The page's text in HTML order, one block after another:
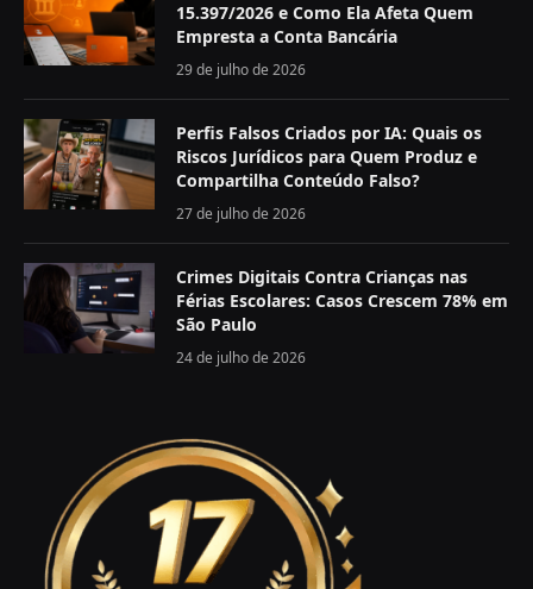
15.397/2026 e Como Ela Afeta Quem
Empresta a Conta Bancária
29 de julho de 2026
Perfis Falsos Criados por IA: Quais os
Riscos Jurídicos para Quem Produz e
Compartilha Conteúdo Falso?
27 de julho de 2026
Crimes Digitais Contra Crianças nas
Férias Escolares: Casos Crescem 78% em
São Paulo
24 de julho de 2026